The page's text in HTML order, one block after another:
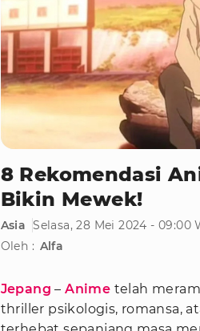
8 Rekomendasi
Bikin Mewek!
Asia Selasa, 28 Mei 2024 - 09:00
Oleh : Alfa
Jepang –Anime telah
thriller psikologis, romansa,